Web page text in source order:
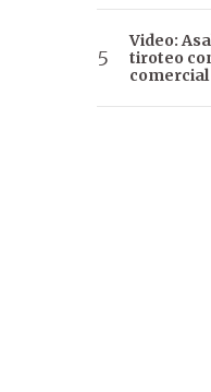
Video:
tiroteo
comercial